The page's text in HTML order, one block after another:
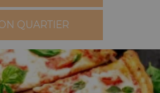
QUARTIER